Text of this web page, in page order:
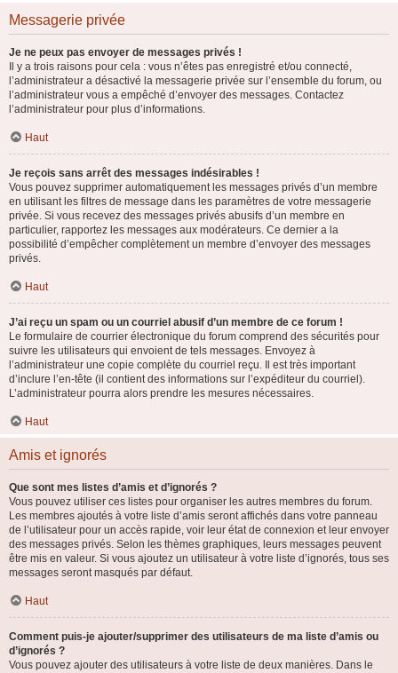
Messagerie privée
Je ne peux pas envoyer de messages privés !
Il y a trois raisons pour cela : vous n’êtes pas enregistré et/ou connecté,
l’administrateur a désactivé la messagerie privée sur l’ensemble du forum, ou
l’administrateur vous a empêché d’envoyer des messages. Contactez
l’administrateur pour plus d’informations.
Haut
Je reçois sans arrêt des messages indésirables !
Vous pouvez supprimer automatiquement les messages privés d’un membre
en utilisant les filtres de message dans les paramètres de votre messagerie
privée. Si vous recevez des messages privés abusifs d’un membre en
particulier, rapportez les messages aux modérateurs. Ce dernier a la
possibilité d’empêcher complètement un membre d’envoyer des messages
privés.
Haut
J’ai reçu un spam ou un courriel abusif d’un membre de ce forum !
Le formulaire de courrier électronique du forum comprend des sécurités pour
suivre les utilisateurs qui envoient de tels messages. Envoyez à
l’administrateur une copie complète du courriel reçu. Il est très important
d’inclure l’en-tête (il contient des informations sur l’expéditeur du courriel).
L’administrateur pourra alors prendre les mesures nécessaires.
Haut
Amis et ignorés
Que sont mes listes d’amis et d’ignorés ?
Vous pouvez utiliser ces listes pour organiser les autres membres du forum.
Les membres ajoutés à votre liste d’amis seront affichés dans votre panneau
de l’utilisateur pour un accès rapide, voir leur état de connexion et leur envoyer
des messages privés. Selon les thèmes graphiques, leurs messages peuvent
être mis en valeur. Si vous ajoutez un utilisateur à votre liste d’ignorés, tous ses
messages seront masqués par défaut.
Haut
Comment puis-je ajouter/supprimer des utilisateurs de ma liste d’amis ou
d’ignorés ?
Vous pouvez ajouter des utilisateurs à votre liste de deux manières. Dans le